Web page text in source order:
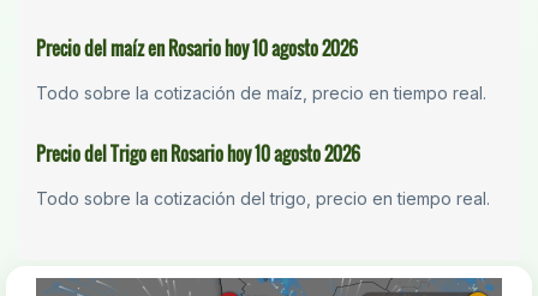
Precio del maíz en Rosario hoy 10 agosto 2026
Todo sobre la cotización de maíz, precio en tiempo real.
Precio del Trigo en Rosario hoy 10 agosto 2026
Todo sobre la cotización del trigo, precio en tiempo real.